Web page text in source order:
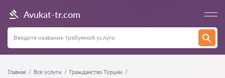
Avukat-tr.com
Главная Все услуги Гражданство Турции